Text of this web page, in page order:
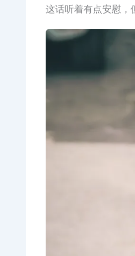
这话听着有点安慰，